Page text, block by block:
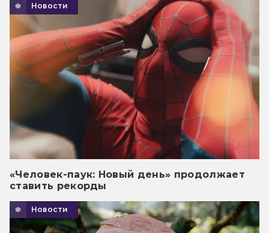
Новости
«Человек-паук: Новый день» продолжает
ставить рекорды
Новости